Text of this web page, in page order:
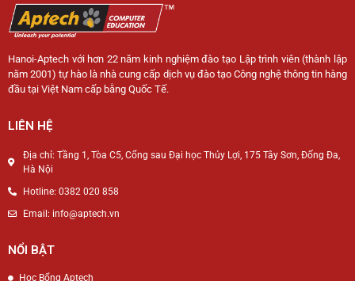
Hanoi-Aptech với hơn 22 năm kinh nghiệm đào tạo Lập trình viên (thành lập
năm 2001) tự hào là nhà cung cấp dịch vụ đào tạo Công nghệ thông tin hàng
đầu tại Việt Nam cấp bằng Quốc Tế.
LIÊN HỆ
Địa chỉ: Tầng 1, Tòa C5, Cổng sau Đại học Thủy Lợi, 175 Tây Sơn, Đống Đa,
Hà Nội
Hotline: 0382 020 858
Email: info@aptech.vn
NỔI BẬT
Học Bổng Aptech